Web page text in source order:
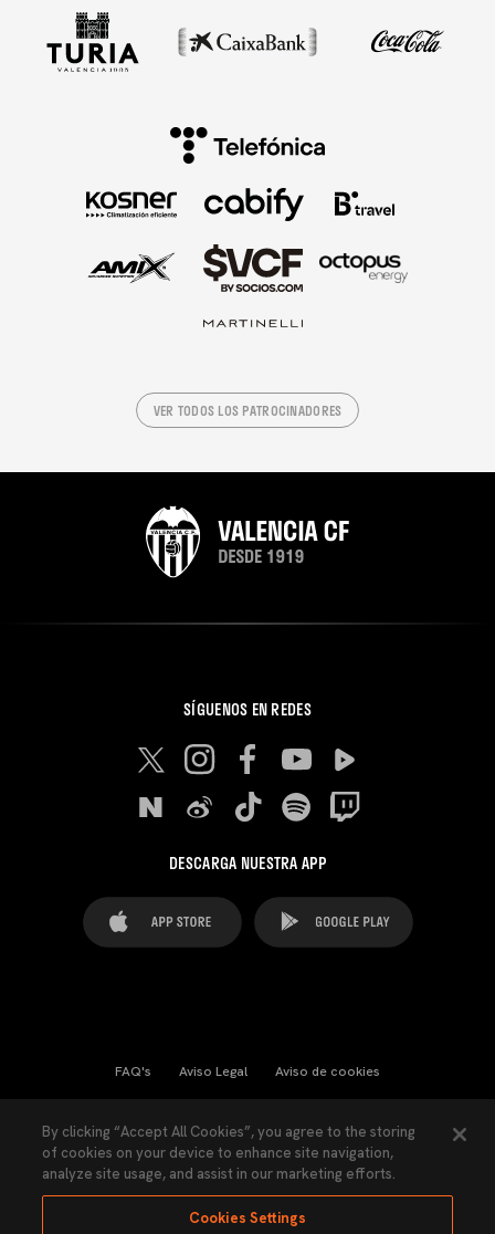
VER TODOS LOS PATROCINADORES
SÍGUENOS EN REDES
DESCARGA NUESTRA APP
FAQ's Aviso Legal Aviso de cookies
Ley Transparencia Política de Privacidad
Accesibilidad
By clicking “Accept All Cookies”, you agree to the storing
of cookies on your device to enhance site navigation,
analyze site usage, and assist in our marketing efforts.
Cookies Settings